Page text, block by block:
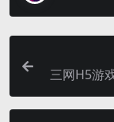
三网H5游